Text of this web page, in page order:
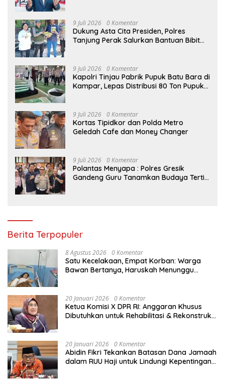
9 Juli 2026 0 Komentar
Dukung Asta Cita Presiden, Polres
Tanjung Perak Salurkan Bantuan Bibit
9 Juli 2026 0 Komentar
Kapolri Tinjau Pabrik Pupuk Batu Bara di
Kampar, Lepas Distribusi 80 Ton Pupuk
9 Juli 2026 0 Komentar
Kortas Tipidkor dan Polda Metro
Geledah Cafe dan Money Changer
9 Juli 2026 0 Komentar
Polantas Menyapa : Polres Gresik
Gandeng Guru Tanamkan Budaya Tertib
Berita Terpopuler
8 Agustus 2026 0 Komentar
Satu Kecelakaan, Empat Korban: Warga
Bawan Bertanya, Haruskah Menunggu
20 Januari 2026 0 Komentar
Ketua Komisi X DPR RI: Anggaran Khusus
Dibutuhkan untuk Rehabilitasi & Rekonstruksi
20 Januari 2026 0 Komentar
Abidin Fikri Tekankan Batasan Dana Jamaah
dalam RUU Haji untuk Lindungi Kepentingan